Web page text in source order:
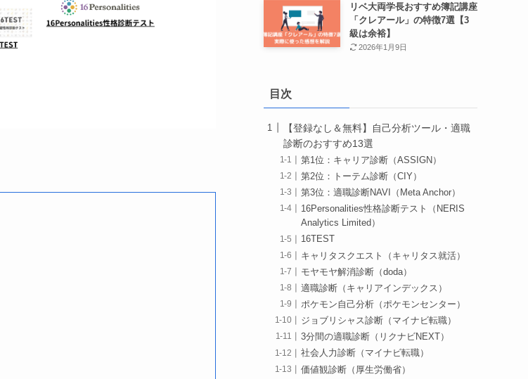
リベ大両学長おすすめ簿記講座
「クレアール」の特徴7選【3
級は余裕】
2026年1月9日
目次
【登録なし＆無料】自己分析ツール・適職
診断のおすすめ13選
第1位：キャリア診断（ASSIGN）
第2位：トーテム診断（CIY）
第3位：適職診断NAVI（Meta Anchor）
16Personalities性格診断テスト（NERIS
Analytics Limited）
16TEST
キャリタスクエスト（キャリタス就活）
モヤモヤ解消診断（doda）
適職診断（キャリアインデックス）
ポケモン自己分析（ポケモンセンター）
ジョブリシャス診断（マイナビ転職）
3分間の適職診断（リクナビNEXT）
社会人力診断（マイナビ転職）
価値観診断（厚生労働省）